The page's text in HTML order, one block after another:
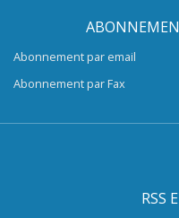
Abonnement par email
Abonnement par Fax
RSS